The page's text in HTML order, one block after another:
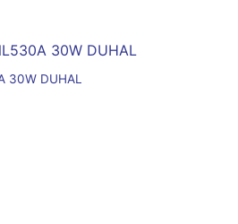
30W DUHAL